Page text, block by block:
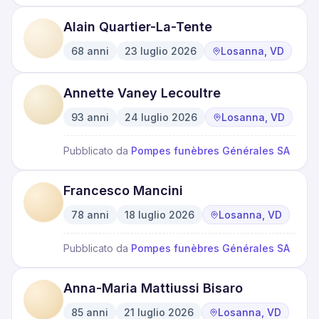
Alain Quartier-La-Tente
68 anni 23 luglio 2026 Losanna, VD
Annette Vaney Lecoultre
93 anni 24 luglio 2026 Losanna, VD
Pubblicato da Pompes funèbres Générales SA
Francesco Mancini
78 anni 18 luglio 2026 Losanna, VD
Pubblicato da Pompes funèbres Générales SA
Anna-Maria Mattiussi Bisaro
85 anni 21 luglio 2026 Losanna, VD